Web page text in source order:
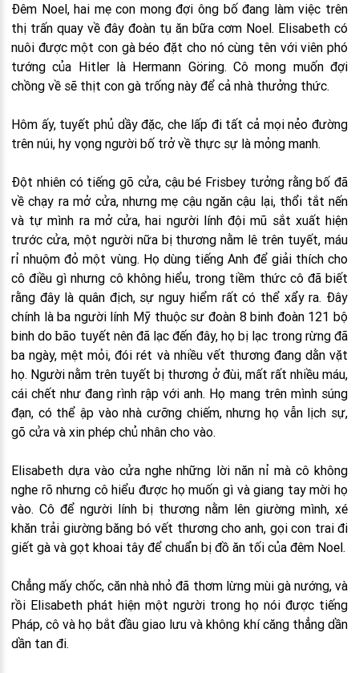
Đêm Noel, hai mẹ con mong đợi ông bố đang làm việc trên
thị trấn quay về đây đoàn tụ ăn bữa cơm Noel. Elisabeth có
nuôi được một con gà béo đặt cho nó cùng tên với viên phó
tướng của Hitler là Hermann Göring. Cô mong muốn đợi
chồng về sẽ thịt con gà trống này để cả nhà thưởng thức.
Hôm ấy, tuyết phủ dầy đặc, che lấp đi tất cả mọi nẻo đường
trên núi, hy vọng người bố trở về thực sự là mỏng manh.
Đột nhiên có tiếng gõ cửa, cậu bé Frisbey tưởng rằng bố đã
về chạy ra mở cửa, nhưng mẹ cậu ngăn cậu lại, thổi tắt nến
và tự mình ra mở cửa, hai người lính đội mũ sắt xuất hiện
trước cửa, một người nữa bị thương nằm lê trên tuyết, máu
rỉ nhuộm đỏ một vùng. Họ dùng tiếng Anh để giải thích cho
cô điều gì nhưng cô không hiểu, trong tiềm thức cô đã biết
rằng đây là quân địch, sự nguy hiểm rất có thể xẩy ra. Đây
chính là ba người lính Mỹ thuộc sư đoàn 8 binh đoàn 121 bộ
binh do bão tuyết nên đã lạc đến đây, họ bị lạc trong rừng đã
ba ngày, mệt mỏi, đói rét và nhiều vết thương đang dằn vặt
họ. Người nằm trên tuyết bị thương ở đùi, mất rất nhiều máu,
cái chết như đang rình rập với anh. Họ mang trên mình súng
đạn, có thể ập vào nhà cưỡng chiếm, nhưng họ vẫn lịch sự,
gõ cửa và xin phép chủ nhân cho vào.
Elisabeth dựa vào cửa nghe những lời năn nỉ mà cô không
nghe rõ nhưng cô hiểu được họ muốn gì và giang tay mời họ
vào. Cô để người lính bị thương nằm lên giường mình, xé
khăn trải giường băng bó vết thương cho anh, gọi con trai đi
giết gà và gọt khoai tây để chuẩn bị đồ ăn tối của đêm Noel.
Chẳng mấy chốc, căn nhà nhỏ đã thơm lừng mùi gà nướng, và
rồi Elisabeth phát hiện một người trong họ nói được tiếng
Pháp, cô và họ bắt đầu giao lưu và không khí căng thẳng dần
dần tan đi.